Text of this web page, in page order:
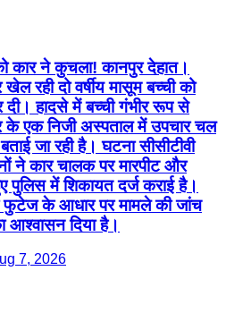
कार ने कुचला! कानपुर देहात।
रही दो वर्षीय मासूम बच्ची को
हादसे में बच्ची गंभीर रूप से
के एक निजी अस्पताल में उपचार चल
जा रही है। घटना सीसीटीवी
ने कार चालक पर मारपीट और
पुलिस में शिकायत दर्ज कराई है।
फुटेज के आधार पर मामले की जांच
आश्वासन दिया है।
7, 2026